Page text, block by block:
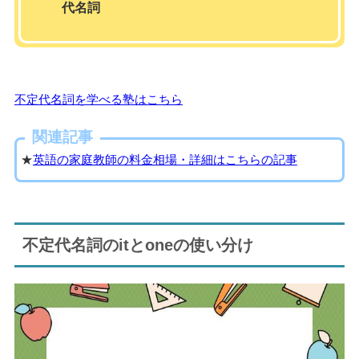
代名詞
不定代名詞を学べる塾はこちら
関連記事
★英語の家庭教師の料金相場・詳細はこちらの記事
不定代名詞のitとoneの使い分け